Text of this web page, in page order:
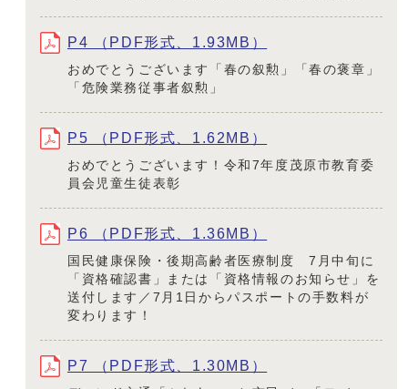
P4 （PDF形式、1.93MB）
おめでとうございます「春の叙勲」「春の褒章」
「危険業務従事者叙勲」
P5 （PDF形式、1.62MB）
おめでとうございます！令和7年度茂原市教育委
員会児童生徒表彰
P6 （PDF形式、1.36MB）
国民健康保険・後期高齢者医療制度 7月中旬に
「資格確認書」または「資格情報のお知らせ」を
送付します／7月1日からパスポートの手数料が
変わります！
P7 （PDF形式、1.30MB）